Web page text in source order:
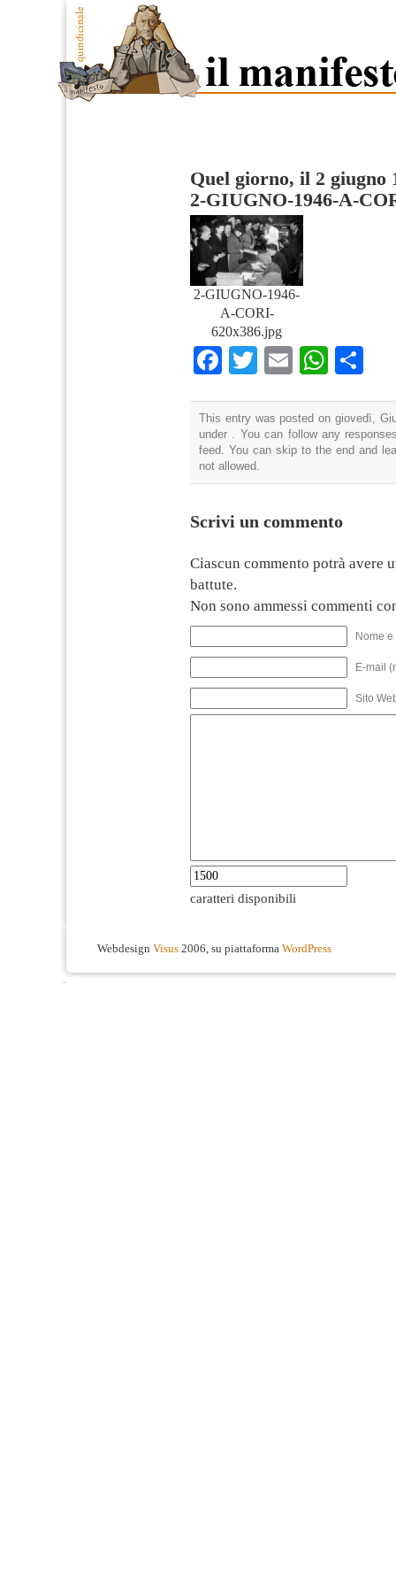
Quel giorno, il 2 giugno
2-GIUGNO-1946-A-
2-GIUGNO-1946-
A-CORI-
620x386.jpg
Facebook
TwitterEmail
This entry was posted on giovedì,
under . You can follow any
feed. You can skip to the end and
not allowed.
Scrivi un commento
Ciascun commento potrà avere
battute.
Non sono ammessi commenti
Nome
E-mail
Sito
caratteri disponibili
Webdesign Visus 2006, su piattaforma WordPress